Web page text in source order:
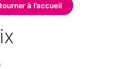
à l'accueil